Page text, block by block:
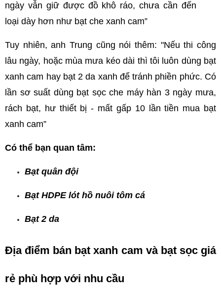
ngày vẫn giữ được đồ khô ráo, chưa cần đến
loại dày hơn như bạt che xanh cam”
Tuy nhiên, anh Trung cũng nói thêm: "Nếu thi công
lâu ngày, hoặc mùa mưa kéo dài thì tôi luôn dùng bạt
xanh cam hay bạt 2 da xanh để tránh phiền phức. Có
lần sơ suất dùng bạt sọc che máy hàn 3 ngày mưa,
rách bạt, hư thiết bị - mất gấp 10 lần tiền mua bạt
xanh cam”
Có thể bạn quan tâm:
Bạt quân đội
Bạt HDPE lót hồ nuôi tôm cá
Bạt 2 da
Địa điểm bán bạt xanh cam và bạt sọc giá
rẻ phù hợp với nhu cầu